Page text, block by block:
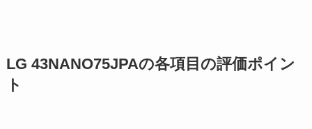
LG 43NANO75JPAの各項目の評価ポイン
ト